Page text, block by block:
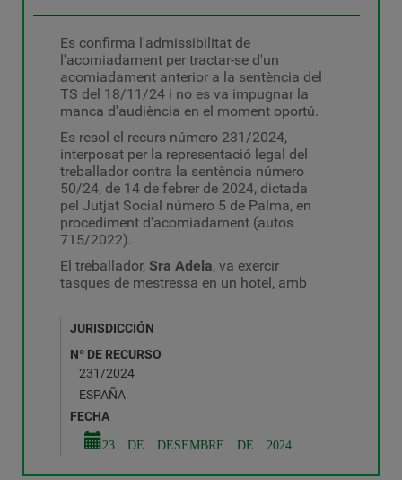
Es confirma l'admissibilitat de
l'acomiadament per tractar-se d'un
acomiadament anterior a la sentència del
TS del 18/11/24 i no es va impugnar la
manca d'audiència en el moment oportú.
Es resol el recurs número 231/2024,
interposat per la representació legal del
treballador contra la sentència número
50/24, de 14 de febrer de 2024, dictada
pel Jutjat Social número 5 de Palma, en
procediment d'acomiadament (autos
715/2022).
El treballador, Sra Adela, va exercir
tasques de mestressa en un hotel, amb
JURISDICCIÓN
Nº DE RECURSO
231/2024
ESPAÑA
FECHA
23 DE DESEMBRE DE 2024